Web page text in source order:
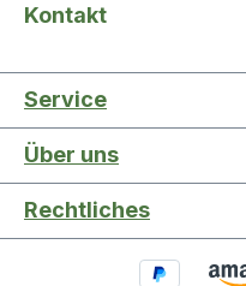
Kontakt
Service
Über uns
Rechtliches